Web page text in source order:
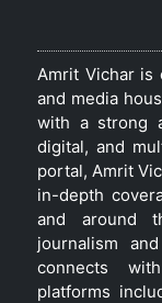
Amrit Vichar is
and media
with a strong
digital, and
portal, Amrit
in-depth
and around
journalism
connects
platforms